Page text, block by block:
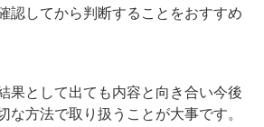
認してから判断することをおすすめ
果として出ても内容と向き合い今後
な方法で取り扱うことが大事です。